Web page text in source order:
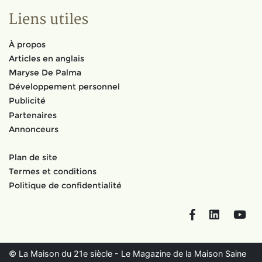
Liens utiles
À propos
Articles en anglais
Maryse De Palma
Développement personnel
Publicité
Partenaires
Annonceurs
Plan de site
Termes et conditions
Politique de confidentialité
FacebookLinkedIn
© La Maison du 21e siècle - Le Magazine de la Maison Saine